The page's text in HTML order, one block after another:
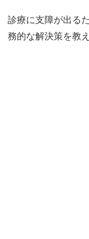
診療に支障が出る
務的な解決策を教